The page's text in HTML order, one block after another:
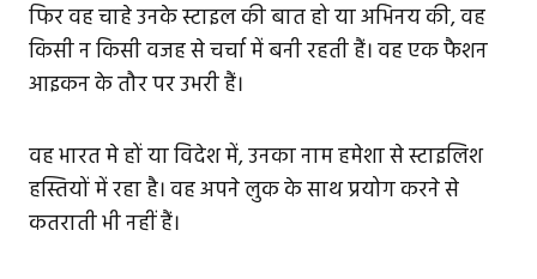
फिर वह चाहे उनके स्टाइल की बात हो या अभिनय की, वह
किसी न किसी वजह से चर्चा में बनी रहती हैं। वह एक फैशन
आइकन के तौर पर उभरी हैं।
वह भारत मे हों या विदेश में, उनका नाम हमेशा से स्टाइलिश
हस्तियों में रहा है। वह अपने लुक के साथ प्रयोग करने से
कतराती भी नहीं हैं।